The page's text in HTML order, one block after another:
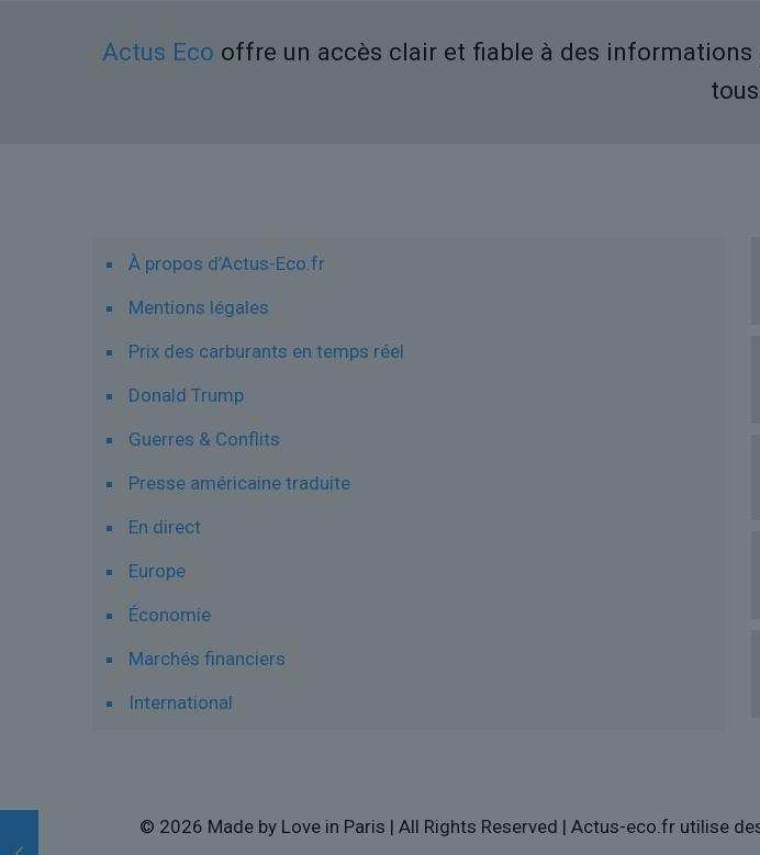
Actus Eco offre un accès clair et fiable à des
À propos d’Actus-Eco.fr
Mentions légales
Prix des carburants en temps réel
Donald Trump
Guerres & Conflits
Presse américaine traduite
En direct
Europe
Économie
Marchés financiers
International
© 2026 Made by Love in Paris | All Rights Reserved | Actus-eco.fr utilise